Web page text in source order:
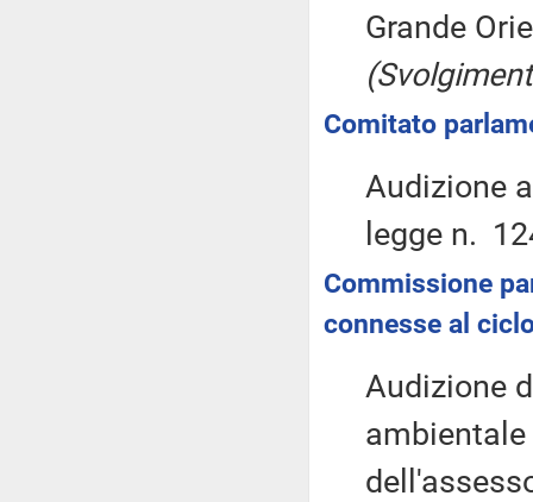
Grande
Comitato
Audizione
legge n.
Commissione
connesse al
Audizione